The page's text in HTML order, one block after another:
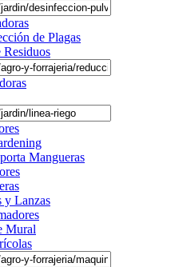
de Plagas
Residuos
Mangueras
y Lanzas
Mural